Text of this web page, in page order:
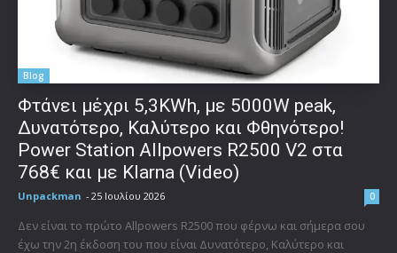
Blog
Φτάνει μέχρι 5,3KWh, με 5000W peak,
Δυνατότερο, Καλύτερο και Φθηνότερο!
Power Station Allpowers R2500 V2 στα
768€ και με Klarna (Video)
Unpackman - 25 Ιουλίου 2026 0
Δεν είναι το πρώτο Allpowers R2500 που φέρνω και σήμερα σου
έχω την 2η έκδοση του που είναι Δυνατότερο, Καλύτερο και